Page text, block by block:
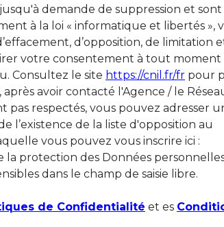
demande de suppression et sont
à la loi « informatique et libertés »,
d’opposition, de limitation
votre consentement à tout moment
Consultez le site https://cnil.fr/fr pour
après avoir contacté l'Agence / le
pas respectés, vous pouvez adresser
l’existence de la liste d'opposition au
vous pouvez vous inscrire ici :
la protection des Données
dans le champ de saisie libre.
de Confidentialité et es